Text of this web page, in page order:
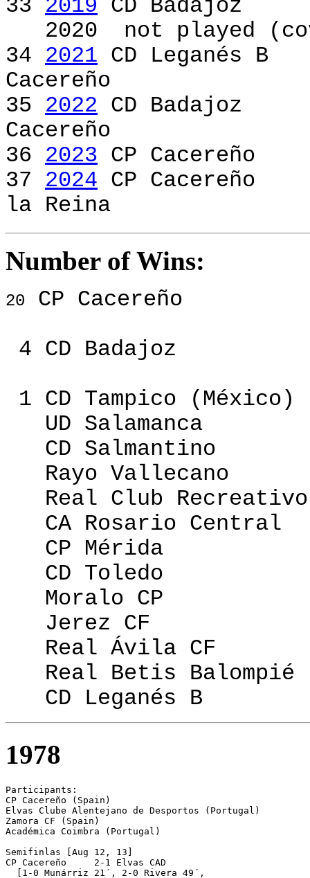
33 2019 CD
2020 not played
34 2021 CD
Cacereño [CD
35 2022 CD
Cacereño [CD
36 2023 CP
37 2024 CP
la Reina
Number of Wins:
20
CP Cacereño
4 CD Badajoz
1 CD Tampico (México)
UD Salamanca
CD Salmantino
Rayo Vallecano
Real Club Recreativo
CA Rosario Central
CP Mérida
CD Toledo
Moralo CP
Jerez CF
Real Ávila CF
Real Betis Balompié
CD Leganés B
1978
Participants:
CP Cacereño (Spain)
Elvas Clube Alentejano de Desportos (Portugal)
Zamora CF (Spain)
Académica Coimbra (Portugal)
Semifinlas [Aug 12, 13]
CP Cacereño	2-1 Elvas CAD
  [1-0 Munárriz 21´, 2-0 Rivera 49´,